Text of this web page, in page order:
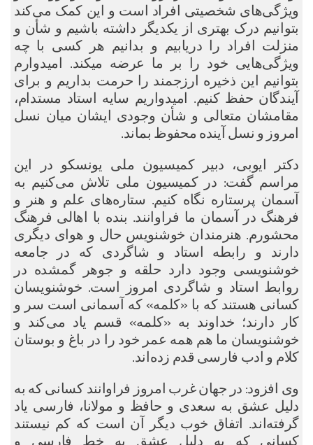
ویژگی‌های شخصیتی افراد است و این کمک می‌کند
بتوانیم درک بهتری از یکدیگر داشته باشیم و شأن و
منزلت افراد را دریابیم و بدانیم هر کسی با چه
ویژگی‌هایی خود را بر ما عرضه میکند. امیدوارم
بتوانیم این ذخیره ارزجمند را حرمت بداریم و برای
آیندگان حفظ کنیم. امیدواریم سایه استاد مستدام،
مقامشان متعالی و شأن وجودی ایشان میان نسل
امروز و نسل آینده محفوظ بماند.
دکتر ایوبی، دبیر کمیسیون ملی یونسکو در این
مراسم گفت: در کمیسیون ملی تلاش می‌کنیم به
آسمان پرستاره نگاه کنیم. ستاره‌های علم و هنر و
فرهنگ در آسمان ما فراوانند. بنده با اهالی فرهنگ
محشورم. هنرمندان خوشنویس حال و هوای دیگری
دارند و رابطه استاد و شاگردی که در جامعه
خوشنویسی وجود دارد حلقه و جوهر گمشده در
روابط استاد و شاگردی امروز است. خوشنویسان
کسانی هستند که با «کلمه» که آسمانی است سر و
کار دارند؛ خداوند به «کلمه» قسم یاد می‌کند و
خوشنویسان ما هم همه عمر خود را در باغ و بوستان
کلام و ادب فارسی قدم زده‌اند.
وی افزود: در جهان غرب امروز فراوانند کسانی که به
دلیل عشق به سعدی و حافظ و مولانا، فارسی یاد
گرفته‌اند. اتفاق خوب دیگر آن است که کم نیستند
کسانی که به دلیل عشق به خط فارسی و